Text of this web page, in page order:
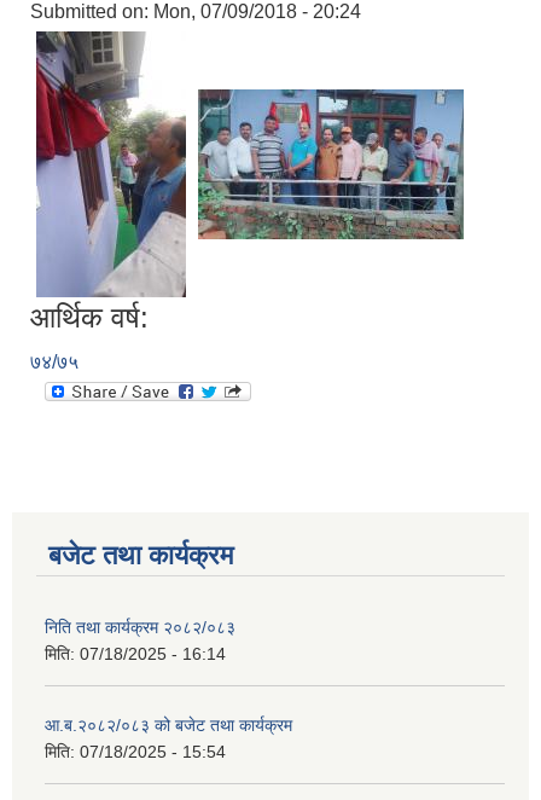
Submitted on: Mon, 07/09/2018 - 20:24
आर्थिक वर्ष:
७४/७५
बजेट तथा कार्यक्रम
निति तथा कार्यक्रम २०८२/०८३
मिति: 07/18/2025 - 16:14
आ.ब.२०८२/०८३ को बजेट तथा कार्यक्रम
मिति: 07/18/2025 - 15:54